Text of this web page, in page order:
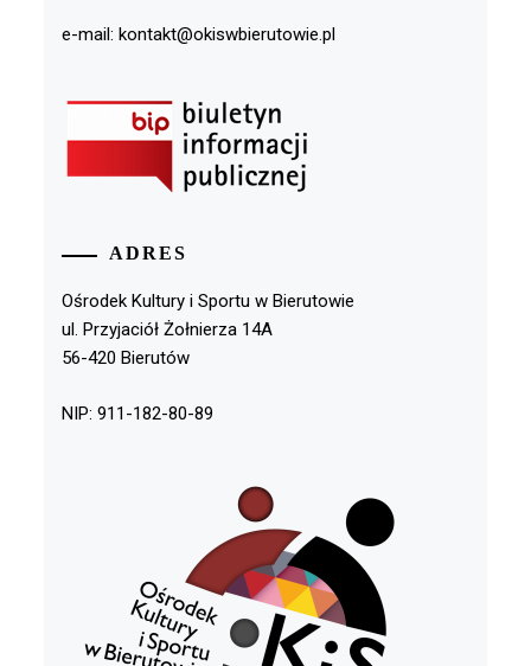
e-mail: kontakt@okiswbierutowie.pl
ADRES
Ośrodek Kultury i Sportu w Bierutowie
ul. Przyjaciół Żołnierza 14A
56-420 Bierutów
NIP: 911-182-80-89